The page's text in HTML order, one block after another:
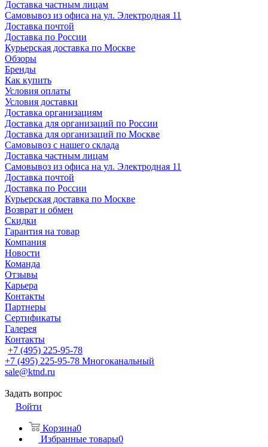
Доставка частным лицам
Самовывоз из офиса на ул. Электродная 11
Доставка почтой
Доставка по России
Курьерская доставка по Москве
Обзоры
Бренды
Как купить
Условия оплаты
Условия доставки
Доставка организациям
Доставка для организаций по России
Доставка для организаций по Москве
Самовывоз с нашего склада
Доставка частным лицам
Самовывоз из офиса на ул. Электродная 11
Доставка почтой
Доставка по России
Курьерская доставка по Москве
Возврат и обмен
Скидки
Гарантия на товар
Компания
Новости
Команда
Отзывы
Карьера
Контакты
Партнеры
Сертификаты
Галерея
Контакты
+7 (495) 225-95-78
+7 (495) 225-95-78 Многоканальный
sale@ktnd.ru
Задать вопрос
Войти
Корзина0
Избранные товары0